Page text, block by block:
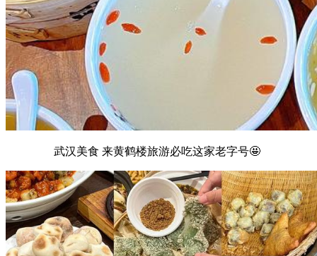
武汉美食 来黄鹤楼旅游必吃这家老字号🤩